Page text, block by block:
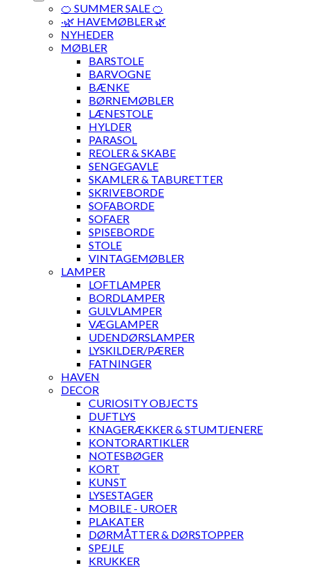
🍊 SUMMER SALE 🍊
·🌿 HAVEMØBLER 🌿
NYHEDER
MØBLER
BARSTOLE
BARVOGNE
BÆNKE
BØRNEMØBLER
LÆNESTOLE
HYLDER
PARASOL
REOLER & SKABE
SENGEGAVLE
SKAMLER & TABURETTER
SKRIVEBORDE
SOFABORDE
SOFAER
SPISEBORDE
STOLE
VINTAGEMØBLER
LAMPER
LOFTLAMPER
BORDLAMPER
GULVLAMPER
VÆGLAMPER
UDENDØRSLAMPER
LYSKILDER/PÆRER
FATNINGER
HAVEN
DECOR
CURIOSITY OBJECTS
DUFTLYS
KNAGERÆKKER & STUMTJENERE
KONTORARTIKLER
NOTESBØGER
KORT
KUNST
LYSESTAGER
MOBILE - UROER
PLAKATER
DØRMÅTTER & DØRSTOPPER
SPEJLE
KRUKKER